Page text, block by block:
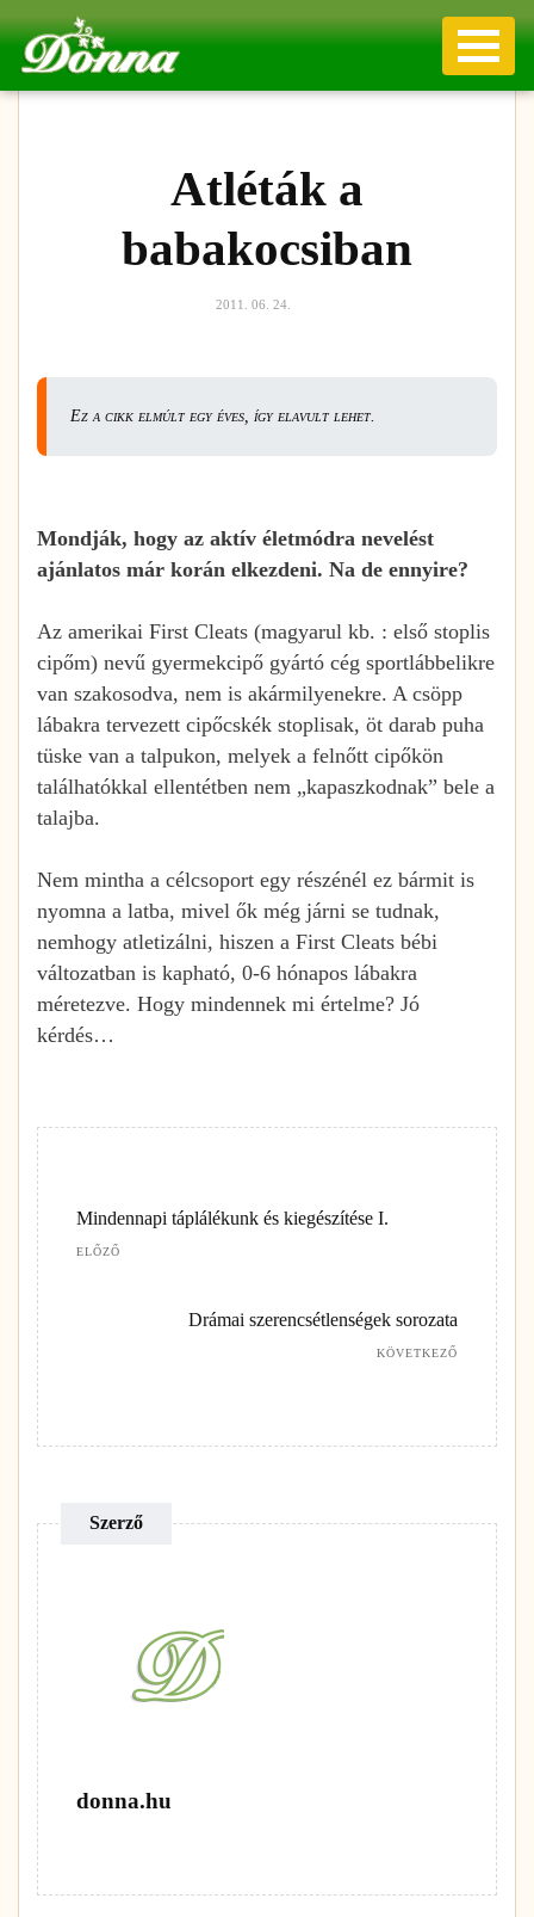
Atléták a
babakocsiban
2011. 06. 24.
Ez a cikk elmúlt egy éves, így elavult lehet.
Mondják, hogy az aktív életmódra nevelést
ajánlatos már korán elkezdeni. Na de ennyire?
Az amerikai First Cleats (magyarul kb. : első stoplis
cipőm) nevű gyermekcipő gyártó cég sportlábbelikre
van szakosodva, nem is akármilyenekre. A csöpp
lábakra tervezett cipőcskék stoplisak, öt darab puha
tüske van a talpukon, melyek a felnőtt cipőkön
találhatókkal ellentétben nem „kapaszkodnak” bele a
talajba.
Nem mintha a célcsoport egy részénél ez bármit is
nyomna a latba, mivel ők még járni se tudnak,
nemhogy atletizálni, hiszen a First Cleats bébi
változatban is kapható, 0-6 hónapos lábakra
méretezve. Hogy mindennek mi értelme? Jó
kérdés…
Mindennapi táplálékunk és kiegészítése I.
ELŐZŐ
Drámai szerencsétlenségek sorozata
KÖVETKEZŐ
Szerző
donna.hu